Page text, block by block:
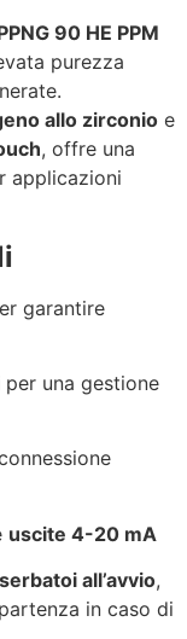
90 HE PPM
purezza
allo zirconio e
, offre una
applicazioni
garantire
per una gestione
uscite 4-20 mA
all’avvio,
in caso di